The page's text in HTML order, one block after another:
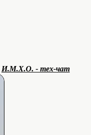
И.М.Х.О. - тех-чат